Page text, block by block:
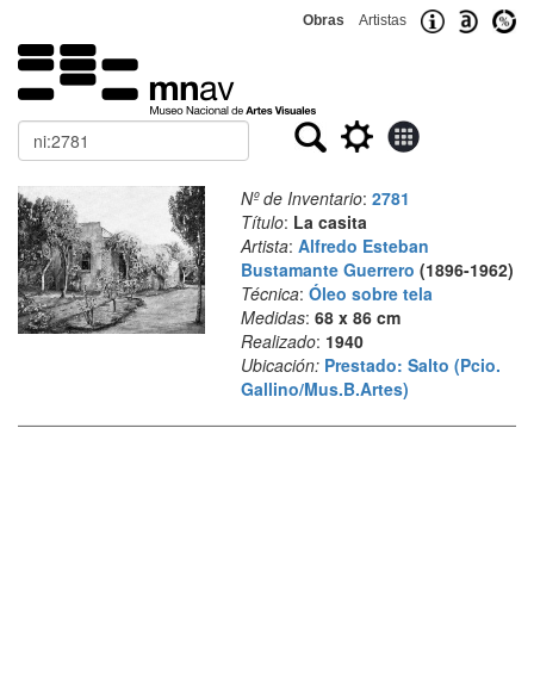
Obras Artistas
Buscar
Nº de Inventario: 2781
Título: La casita
Artista: Alfredo Esteban
Bustamante Guerrero (1896-1962)
Técnica: Óleo sobre tela
Medidas: 68 x 86 cm
Realizado: 1940
Ubicación: Prestado: Salto (Pcio.
Gallino/Mus.B.Artes)